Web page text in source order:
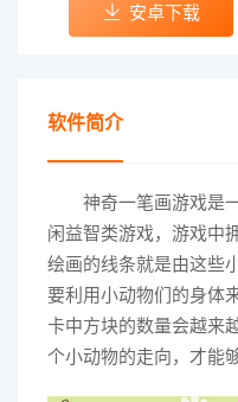
安卓下载
软件简介
神奇一笔画游戏是
闲益智类游戏，游戏中
绘画的线条就是由这些
要利用小动物们的身体
卡中方块的数量会越来
个小动物的走向，才能